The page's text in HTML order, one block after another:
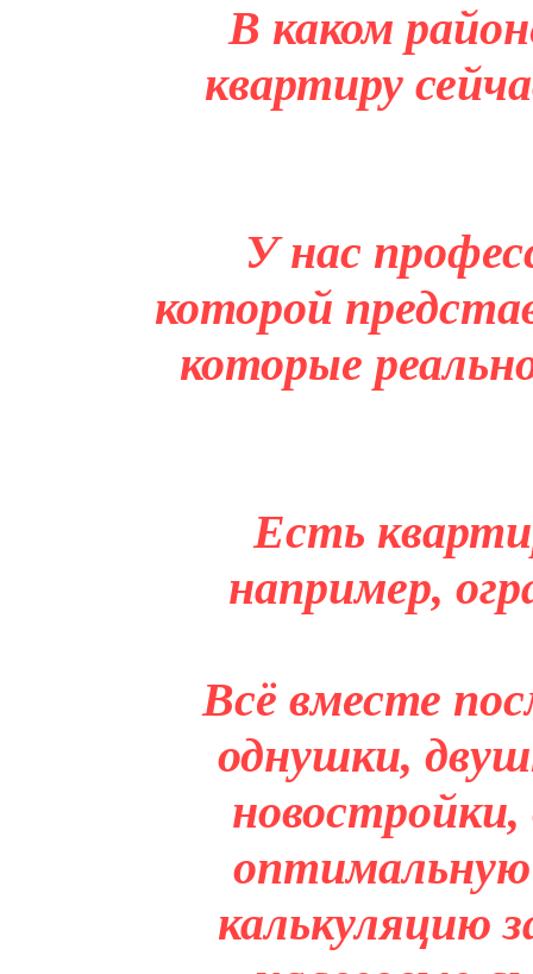
В каком
квартиру
У нас
которой
которые
Есть
например,
Всё вместе
однушки,
оптимальную
калькуляцию